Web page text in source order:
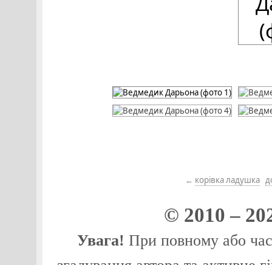
← корівка ладушка
© 2010 –
Увага! При повному або